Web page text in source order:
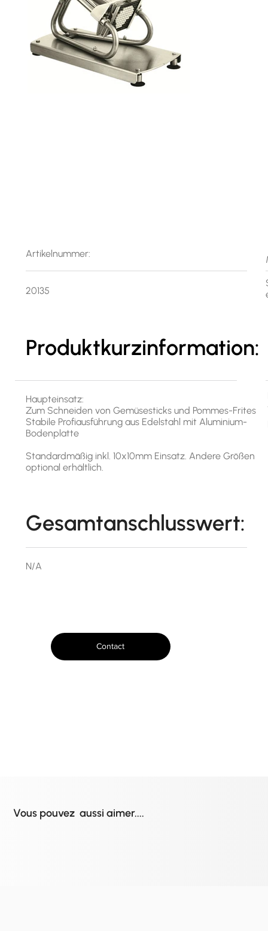
Contact
Artikelnummer:
20135
Produktkurzinformation:
Haupteinsatz:
Zum Schneiden von Gemüsesticks und Pommes-Frites
Stabile Profiausführung aus Edelstahl mit Aluminium-
Bodenplatte
Standardmäßig inkl. 10x10mm Einsatz. Andere Größen
optional erhältlich.
Gesamtanschlusswert:
N/A
Vous pouvez aussi aimer....